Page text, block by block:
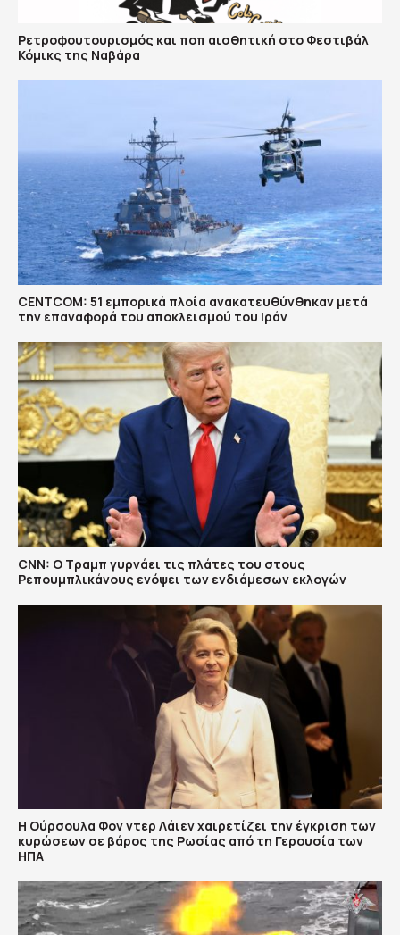
Ρετροφουτουρισμός και ποπ αισθητική στο Φεστιβάλ
Κόμικς της Ναβάρα
CENTCOM: 51 εμπορικά πλοία ανακατευθύνθηκαν μετά
την επαναφορά του αποκλεισμού του Ιράν
CNN: Ο Τραμπ γυρνάει τις πλάτες του στους
Ρεπουμπλικάνους ενόψει των ενδιάμεσων εκλογών
Η Ούρσουλα Φον ντερ Λάιεν χαιρετίζει την έγκριση των
κυρώσεων σε βάρος της Ρωσίας από τη Γερουσία των
ΗΠΑ